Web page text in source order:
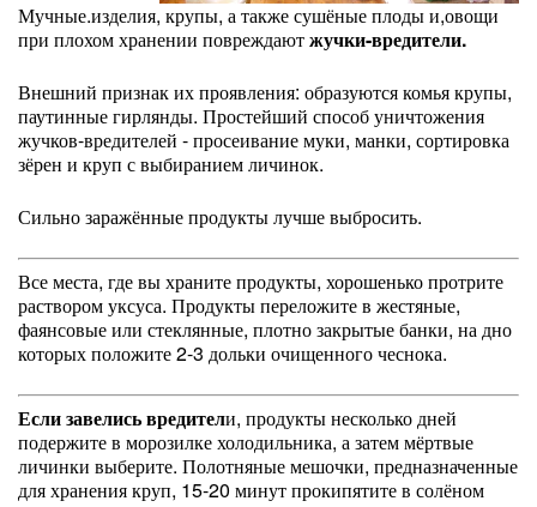
Мучные.изделия, крупы, а также сушёные плоды и,овощи
при плохом хранении повреждаютжучки-вредители.
Внешний признак их проявления: образуются комья крупы,
паутинные гирлянды. Простейший способ уничтожения
жучков-вредителей - просеивание муки, манки, сортировка
зёрен и круп с выбиранием личинок.
Сильно заражённые продукты лучше выбросить.
Все места, где вы храните продукты, хорошенько протрите
раствором уксуса. Продукты переложите в жестяные,
фаянсовые или стеклянные, плотно закрытые банки, на дно
которых положите 2-3 дольки очищенного чеснока.
Если завелись вредители, продукты несколько дней
подержите в морозилке холодильника, а затем мёртвые
личинки выберите. Полотняные мешочки, предназначенные
для хранения круп, 15-20 минут прокипятите в солёном